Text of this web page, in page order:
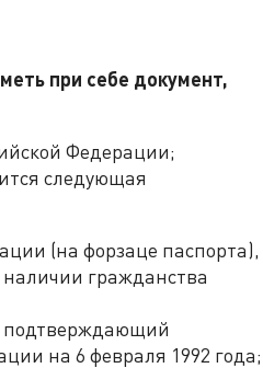
при себе документ,
Федерации;
следующая
(на форзаце паспорта),
гражданства
подтверждающий
на 6 февраля 1992 года;